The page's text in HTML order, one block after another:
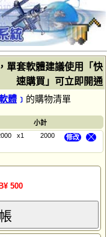
單套軟體建議使用「快
速購買」可立即開通
體 ﹞ 的購物清單
小計
x1 2000 ╳
修改
500